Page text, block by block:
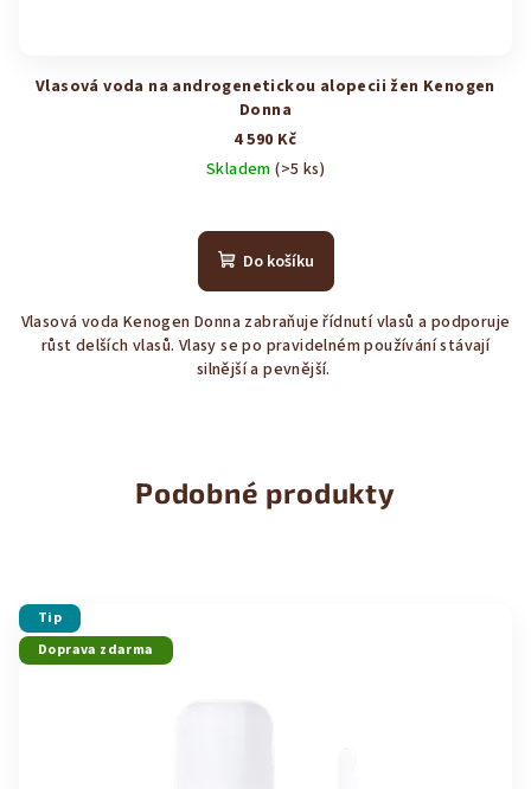
Vlasová voda na androgenetickou alopecii žen Kenogen
Donna
4 590 Kč
Skladem(>5 ks)
hodnocení
produktu
z
5
hvězdiček.
Do košíku
Vlasová voda Kenogen Donna zabraňuje řídnutí vlasů a podporuje
růst delších vlasů. Vlasy se po pravidelném používání stávají
silnější a pevnější.
Podobné produkty
Tip
Doprava zdarma